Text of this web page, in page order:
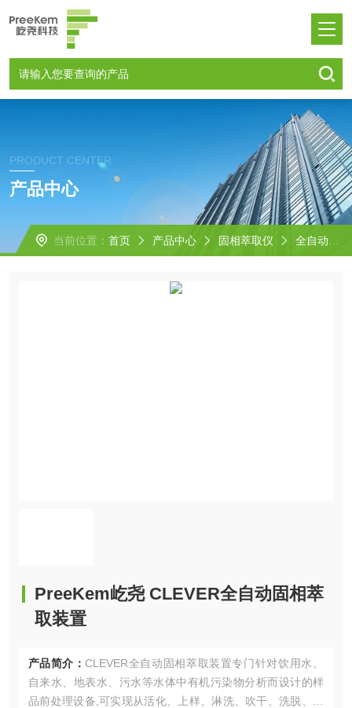
PRODUCT CENTER
产品中心
当前位置： 首页 产品中心 固相萃取仪 全自动固相萃取仪
PreeKem屹尧 CLEVER全自动固相萃
取装置
产品简介： CLEVER全自动固相萃取装置专门针对饮用水、
自来水、地表水、污水等水体中有机污染物分析而设计的样
品前处理设备,可实现从活化、上样、淋洗、吹干、洗脱、浓